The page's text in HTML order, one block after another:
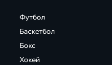
Футбол
Баскетбол
Бокс
Хокей